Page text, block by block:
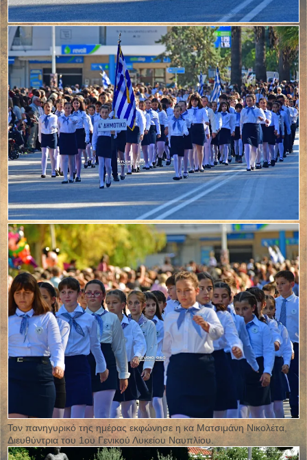
Τον πανηγυρικό της ημέρας εκφώνησε η κα Ματσιμάνη Νικολέτα,
Διευθύντρια του 1ου Γενικού Λυκείου Ναυπλίου.